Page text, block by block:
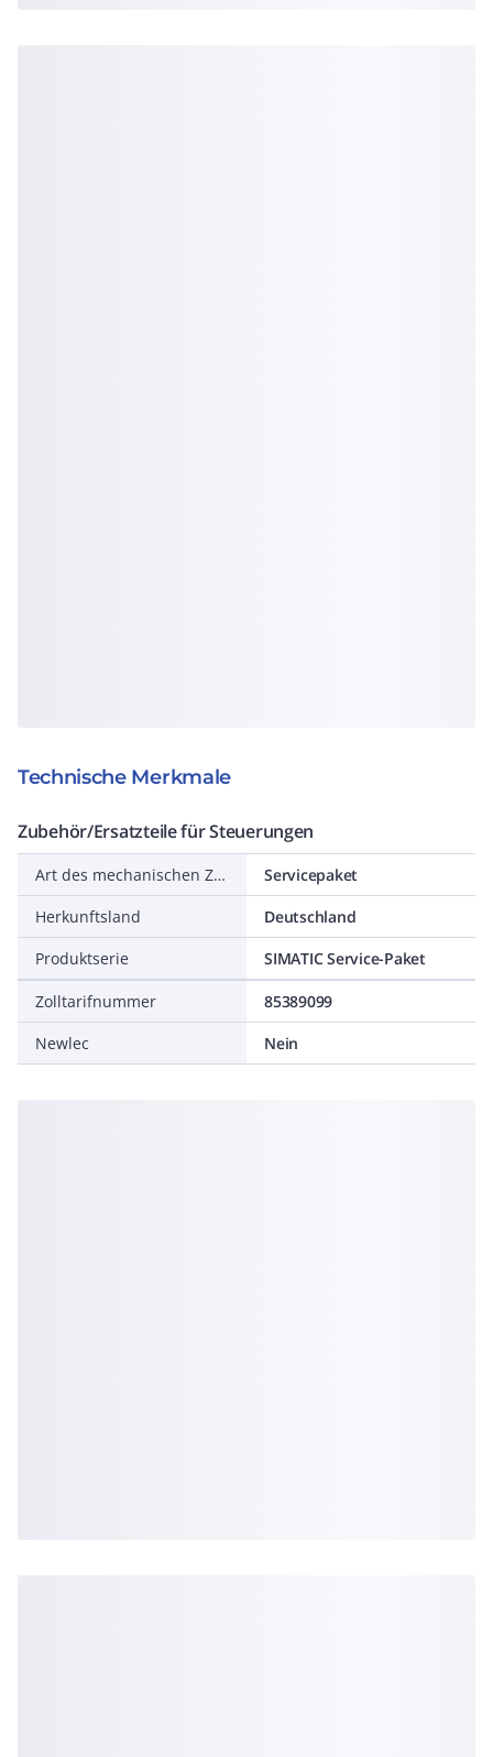
Technische Merkmale
Zubehör/Ersatzteile für Steuerungen
Art des mechanischen Zubehörs
Servicepaket
Herkunftsland
Deutschland
Produktserie
SIMATIC Service-Paket
Zolltarifnummer
85389099
Newlec
Nein